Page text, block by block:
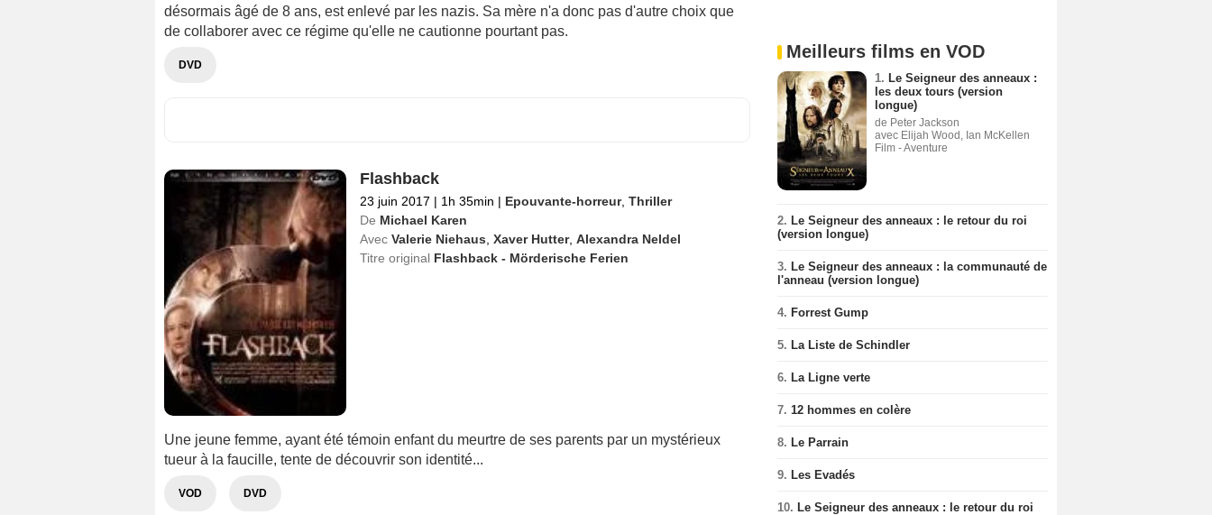
désormais âgé de 8 ans, est enlevé par les nazis. Sa mère n'a donc pas d'autre choix que
de collaborer avec ce régime qu'elle ne cautionne pourtant pas.
DVD
Flashback
23 juin 2017 | 1h 35min | Epouvante-horreur, Thriller
De Michael Karen
Avec Valerie Niehaus, Xaver Hutter, Alexandra Neldel
Titre original Flashback - Mörderische Ferien
Une jeune femme, ayant été témoin enfant du meurtre de ses parents par un mystérieux
tueur à la faucille, tente de découvrir son identité...
VOD DVD
Meilleurs films en VOD
1. Le Seigneur des anneaux :
les deux tours (version
longue)
de Peter Jackson
avec Elijah Wood, Ian McKellen
Film - Aventure
2. Le Seigneur des anneaux : le retour du roi
(version longue)
3. Le Seigneur des anneaux : la communauté de
l'anneau (version longue)
4. Forrest Gump
5. La Liste de Schindler
6. La Ligne verte
7. 12 hommes en colère
8. Le Parrain
9. Les Evadés
10. Le Seigneur des anneaux : le retour du roi